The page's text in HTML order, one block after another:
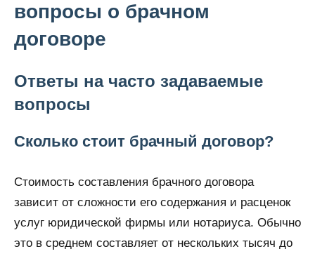
вопросы о брачном
договоре
Ответы на часто задаваемые
вопросы
Сколько стоит брачный договор?
Стоимость составления брачного договора
зависит от сложности его содержания и расценок
услуг юридической фирмы или нотариуса. Обычно
это в среднем составляет от нескольких тысяч до